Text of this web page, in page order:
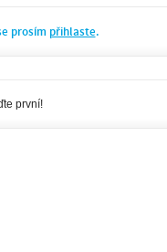
prosím přihlaste.
první!